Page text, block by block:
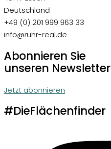
Deutschland
+49 (0) 201 999 963 33
info@ruhr-real.de
Abonnieren Sie
unseren Newsletter
Jetzt abonnieren
#DieFlächenfinder